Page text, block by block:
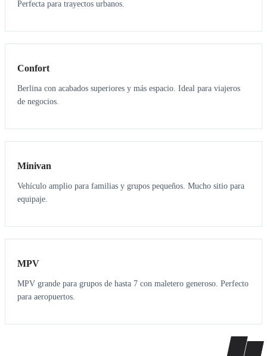
Perfecta para trayectos urbanos.
3 3
Confort
Berlina con acabados superiores y más espacio. Ideal para viajeros
de negocios.
6 5
Minivan
Vehículo amplio para familias y grupos pequeños. Mucho sitio para
equipaje.
7 7
MPV
MPV grande para grupos de hasta 7 con maletero generoso. Perfecto
para aeropuertos.